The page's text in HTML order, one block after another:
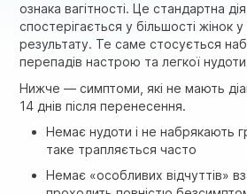
ознака вагітності. Це стандартна
спостерігається у більшості жінок
результату. Те саме стосується
перепадів настрою та легкої
Нижче — симптоми, які не мають
14 днів після перенесення.
Немає нудоти і не набрякають
таке трапляється часто
Немає «особливих відчуттів»